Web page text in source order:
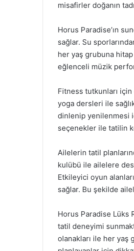
misafirler doğanın
Horus Paradise’ın
sağlar. Su
her yaş grubuna
eğlenceli müzik
Fitness tutkunları
yoga dersleri ile
dinlenip yenilenmesi
seçenekler ile tatilin
Ailelerin tatil
kulübü ile ailelere
Etkileyici oyun
sağlar. Bu şekilde
Horus Paradise Lüks
tatil deneyimi
olanakları ile her yaş